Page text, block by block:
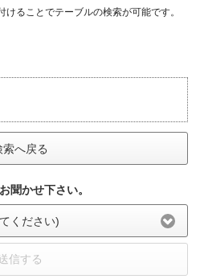
ることでテーブルの検索が可能です。
索へ戻る
聞かせ下さい。
ください)
信する